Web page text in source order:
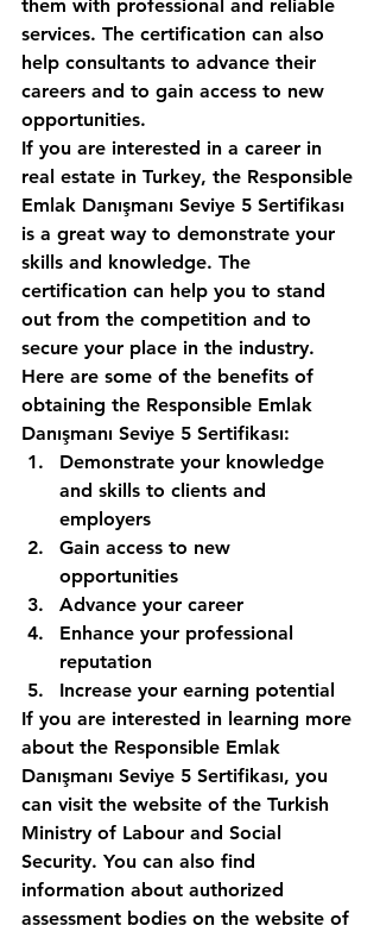
them with professional and reliable
services. The certification can also
help consultants to advance their
careers and to gain access to new
opportunities.
If you are interested in a career in
real estate in Turkey, the Responsible
Emlak Danışmanı Seviye 5 Sertifikası
is a great way to demonstrate your
skills and knowledge. The
certification can help you to stand
out from the competition and to
secure your place in the industry.
Here are some of the benefits of
obtaining the Responsible Emlak
Danışmanı Seviye 5 Sertifikası:
Demonstrate your knowledge
and skills to clients and
employers
Gain access to new
opportunities
Advance your career
Enhance your professional
reputation
Increase your earning potential
If you are interested in learning more
about the Responsible Emlak
Danışmanı Seviye 5 Sertifikası, you
can visit the website of the Turkish
Ministry of Labour and Social
Security. You can also find
information about authorized
assessment bodies on the website of